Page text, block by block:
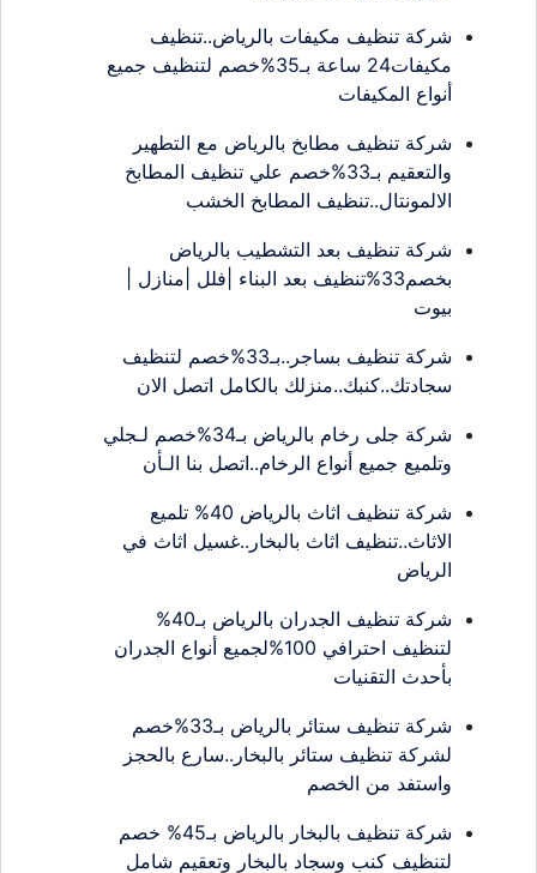
شركة تنظيف مكيفات بالرياض..تنظيف
مكيفات24 ساعة بـ35%خصم لتنظيف جميع
أنواع المكيفات
شركة تنظيف مطابخ بالرياض مع التطهير
والتعقيم بـ33%خصم علي تنظيف المطابخ
الالمونتال..تنظيف المطابخ الخشب
شركة تنظيف بعد التشطيب بالرياض
بخصم33%تنظيف بعد البناء |فلل |منازل |
بيوت
شركة تنظيف بساجر..بـ33%خصم لتنظيف
سجادتك..كنبك..منزلك بالكامل اتصل الان
شركة جلى رخام بالرياض بـ34%خصم لـجلي
وتلميع جميع أنواع الرخام..اتصل بنا الـأن
شركة تنظيف اثاث بالرياض 40% تلميع
الاثاث..تنظيف اثاث بالبخار..غسيل اثاث في
الرياض
شركة تنظيف الجدران بالرياض بـ40%
لتنظيف احترافي 100%لجميع أنواع الجدران
بأحدث التقنيات
شركة تنظيف ستائر بالرياض بـ33%خصم
لشركة تنظيف ستائر بالبخار..سارع بالحجز
واستفد من الخصم
شركة تنظيف بالبخار بالرياض بـ45% خصم
لتنظيف كنب وسجاد بالبخار وتعقيم شامل